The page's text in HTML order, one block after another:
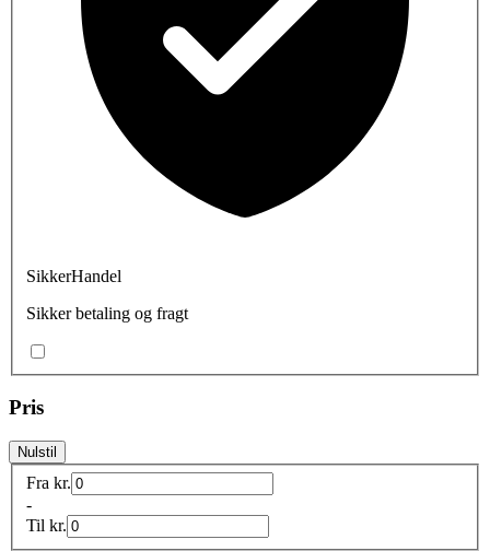
SikkerHandel
Sikker betaling og fragt
Pris
Nulstil
Fra kr.
-
Til kr.